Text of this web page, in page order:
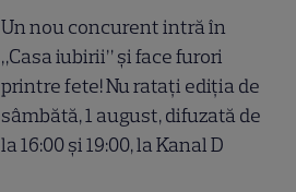
Un nou concurent intră în
„Casa iubirii” și face furori
printre fete! Nu ratați ediția de
sâmbătă, 1 august, difuzată de
la 16:00 și 19:00, la Kanal D